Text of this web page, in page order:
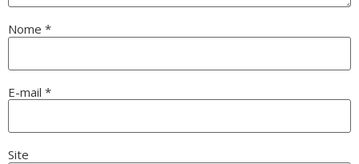
Nome *
E-mail *
Site